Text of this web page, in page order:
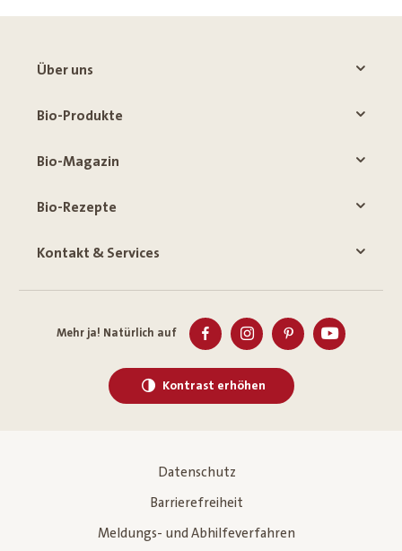
Über uns
Bio-Produkte
Bio-Magazin
Bio-Rezepte
Kontakt & Services
Mehr ja! Natürlich auf
Kontrast erhöhen
Datenschutz
Barrierefreiheit
Meldungs- und Abhilfeverfahren